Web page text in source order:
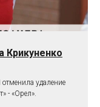
Крикуненко
удаление
- «Орел».